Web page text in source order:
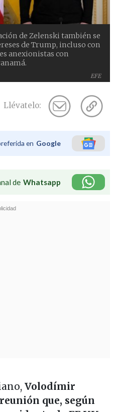
EFE
de Zelenski también se
de Trump, incluso con
anexionistas con
Llévatelo:
en Google
de Whatsapp
Volodímir
que, según